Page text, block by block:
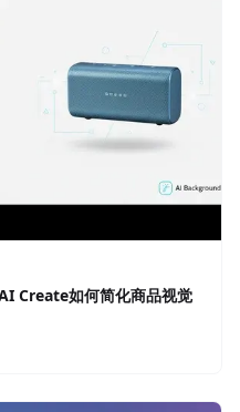
Create如何简化商品视觉